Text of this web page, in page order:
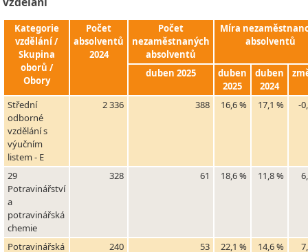
Kategorie
vzdělání /
Skupina
oborů /
Obory
Počet
absolventů
2024
Počet
nezaměstnaných
absolventů
Míra
absolventů
duben 2025
duben
2025
duben
2024
Střední
odborné
vzdělání s
výučním
listem - E
2 336 388 16,6 % 17,1 % -
29
Potravinářství
a
potravinářská
chemie
328 61 18,6 % 11,8 %
Potravinářská
240 53 22,1 % 14,6 %